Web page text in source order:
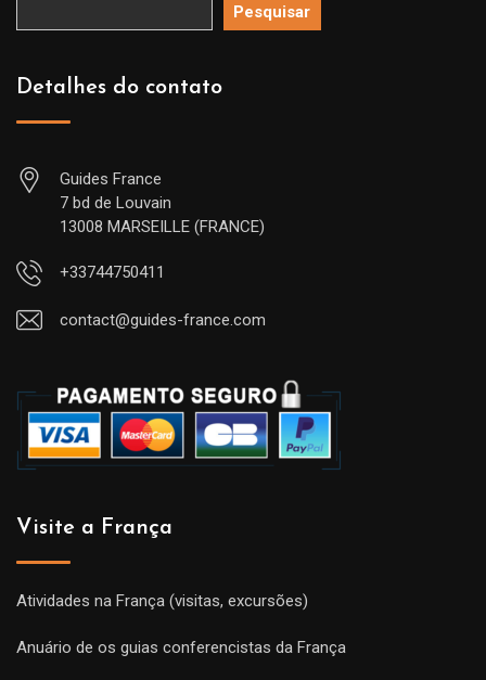
Pesquisar
Detalhes do contato
Guides France
7 bd de Louvain
13008 MARSEILLE (FRANCE)
+33744750411
contact@guides-france.com
Visite a França
Atividades na França (visitas, excursões)
Anuário de os guias conferencistas da França